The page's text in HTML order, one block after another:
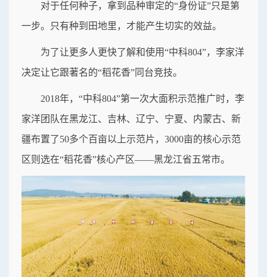
对于任何种子，拿到品种审定的“身份证”只是第
一步。只有种到田地里，才能产生切实的效益。
为了让更多人更快了解和使用“中科804”，李家洋
决定让它跟著名的“稻花香”同台竞技。
2018年，“中科804”第一次大面积示范推广时，李
家洋团队在黑龙江、吉林、辽宁、宁夏、内蒙古、新
疆布置了50多个百亩以上示范片，3000亩的核心示范
区则选在“稻花香”核心产区——黑龙江省五常市。